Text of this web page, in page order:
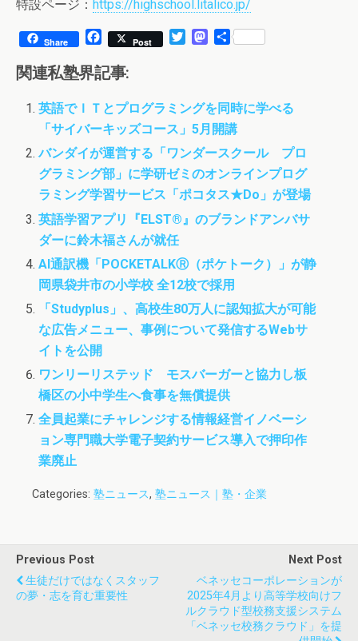
特設ページ： https://highschool.litalico.jp/
Share
F
c
e
b
o
o
k
Post
e
M
o
d
o
n
共
関連私塾界記事:
英語でＩＴとプログラミングを同時に学べる
「サイバーキッズコース」5月開講
バンダイが運営する「ワンダースクール プロ
グラミング部」に学研ゼミのオンラインプログ
ラミング学習サービス「ポコタス★Do」が登場
英語学習アプリ『ELST®』のブランドアンバサ
ダーに鈴木福さんが就任
AI通訳機「POCKETALKⓇ（ポケトーク）」が静
岡県袋井市の小学校 全12校で採用
「Studyplus」、高校生80万人に認知拡大が可能
な広告メニュー、事例について発信するWebサ
イトを公開
ワンリーリステッド モスバーガーと協力し板
橋区の小中学生へ食事を無償提供
全員起業にチャレンジする情報経営イノベーシ
ョン専門職大学電子契約サービス導入で押印作
業廃止
Categories: 塾ニュース, 塾ニュース｜塾・企業
Previous Post
生徒だけではなくスタッフ
の夢・志を育む重要性
Next Post
ベネッセコーポレーションが
2025年4月より高等学校向けフ
ルクラウド型校務支援システム
「ベネッセ校務クラウド」を提